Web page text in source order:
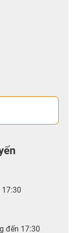
đến 17:30